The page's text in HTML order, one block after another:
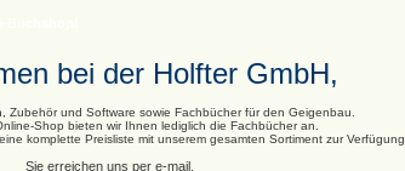
bei der Holfter GmbH,
Zubehör und Software sowie Fachbücher für den Geigenbau.
Shop bieten wir Ihnen lediglich die Fachbücher an.
komplette Preisliste mit unserem gesamten Sortiment zur Verfügung.
Sie erreichen uns per e-mail,